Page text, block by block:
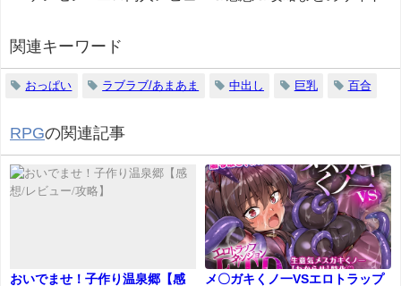
関連キーワード
おっぱい ラブラブ/あまあま 中出し 巨乳 百合
RPGの関連記事
おいでませ！子作り温泉郷【感
メ〇ガキくノ一VSエロトラップ